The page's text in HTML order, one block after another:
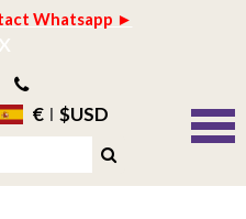
Whatsapp ►
x
€ $USD